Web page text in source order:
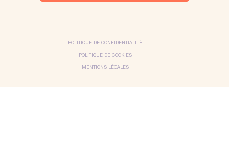
POLITIQUE DE CONFIDENTIALITÉ
POLITIQUE DE COOKIES
MENTIONS LÉGALES